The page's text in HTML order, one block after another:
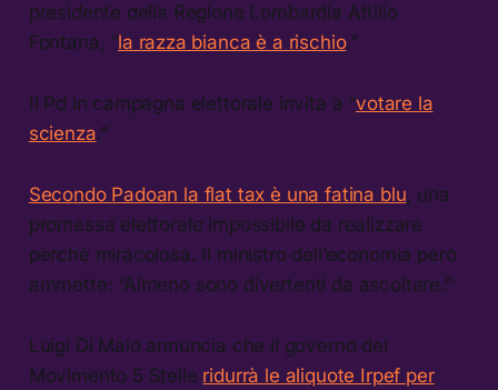
presidente della Regione Lombardia Attilio
Fontana, “la razza bianca è a rischio.”
Il Pd in campagna elettorale invita a “votare la
scienza.”
Secondo Padoan la flat tax è una fatina blu, una
promessa elettorale impossibile da realizzare
perché miracolosa. Il ministro dell’economia però
ammette: “Almeno sono divertenti da ascoltare.”
Luigi Di Maio annuncia che il governo del
Movimento 5 Stelle ridurrà le aliquote Irpef per